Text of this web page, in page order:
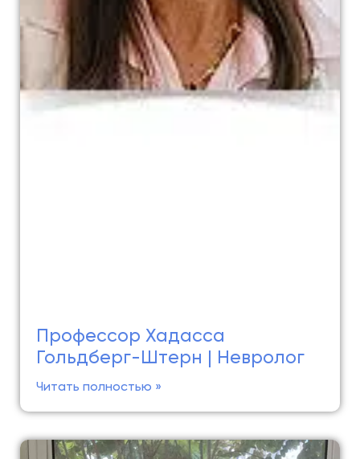
Профессор Хадасса
Гольдберг-Штерн | Невролог
Читать полностью »